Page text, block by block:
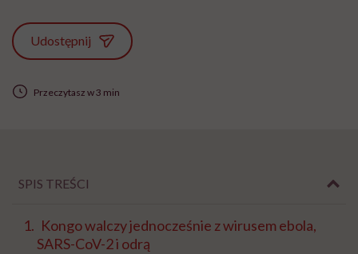
Udostępnij
Przeczytasz w 3 min
SPIS TREŚCI
Kongo walczy jednocześnie z wirusem ebola,
SARS-CoV-2 i odrą